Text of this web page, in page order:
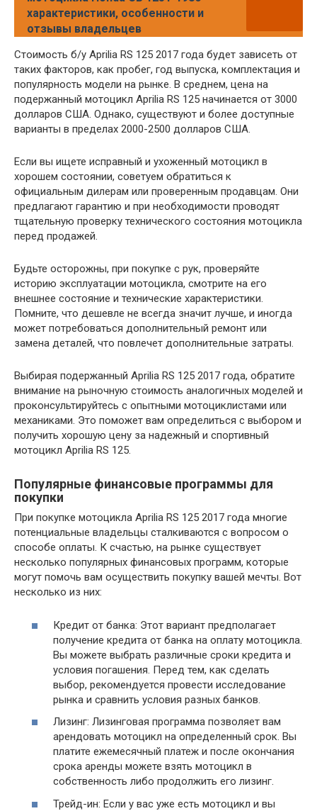
характеристики, особенности и
отзывы владельцев
Стоимость б/у Aprilia RS 125 2017 года будет зависеть от
таких факторов, как пробег, год выпуска, комплектация и
популярность модели на рынке. В среднем, цена на
подержанный мотоцикл Aprilia RS 125 начинается от 3000
долларов США. Однако, существуют и более доступные
варианты в пределах 2000-2500 долларов США.
Если вы ищете исправный и ухоженный мотоцикл в
хорошем состоянии, советуем обратиться к
официальным дилерам или проверенным продавцам. Они
предлагают гарантию и при необходимости проводят
тщательную проверку технического состояния мотоцикла
перед продажей.
Будьте осторожны, при покупке с рук, проверяйте
историю эксплуатации мотоцикла, смотрите на его
внешнее состояние и технические характеристики.
Помните, что дешевле не всегда значит лучше, и иногда
может потребоваться дополнительный ремонт или
замена деталей, что повлечет дополнительные затраты.
Выбирая подержанный Aprilia RS 125 2017 года, обратите
внимание на рыночную стоимость аналогичных моделей и
проконсультируйтесь с опытными мотоциклистами или
механиками. Это поможет вам определиться с выбором и
получить хорошую цену за надежный и спортивный
мотоцикл Aprilia RS 125.
Популярные финансовые программы для
покупки
При покупке мотоцикла Aprilia RS 125 2017 года многие
потенциальные владельцы сталкиваются с вопросом о
способе оплаты. К счастью, на рынке существует
несколько популярных финансовых программ, которые
могут помочь вам осуществить покупку вашей мечты. Вот
несколько из них:
Кредит от банка: Этот вариант предполагает
получение кредита от банка на оплату мотоцикла.
Вы можете выбрать различные сроки кредита и
условия погашения. Перед тем, как сделать
выбор, рекомендуется провести исследование
рынка и сравнить условия разных банков.
Лизинг: Лизинговая программа позволяет вам
арендовать мотоцикл на определенный срок. Вы
платите ежемесячный платеж и после окончания
срока аренды можете взять мотоцикл в
собственность либо продолжить его лизинг.
Трейд-ин: Если у вас уже есть мотоцикл и вы